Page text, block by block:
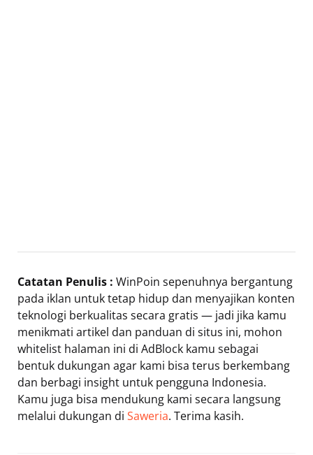
Catatan Penulis : WinPoin sepenuhnya bergantung
pada iklan untuk tetap hidup dan menyajikan konten
teknologi berkualitas secara gratis — jadi jika kamu
menikmati artikel dan panduan di situs ini, mohon
whitelist halaman ini di AdBlock kamu sebagai
bentuk dukungan agar kami bisa terus berkembang
dan berbagi insight untuk pengguna Indonesia.
Kamu juga bisa mendukung kami secara langsung
melalui dukungan di Saweria. Terima kasih.